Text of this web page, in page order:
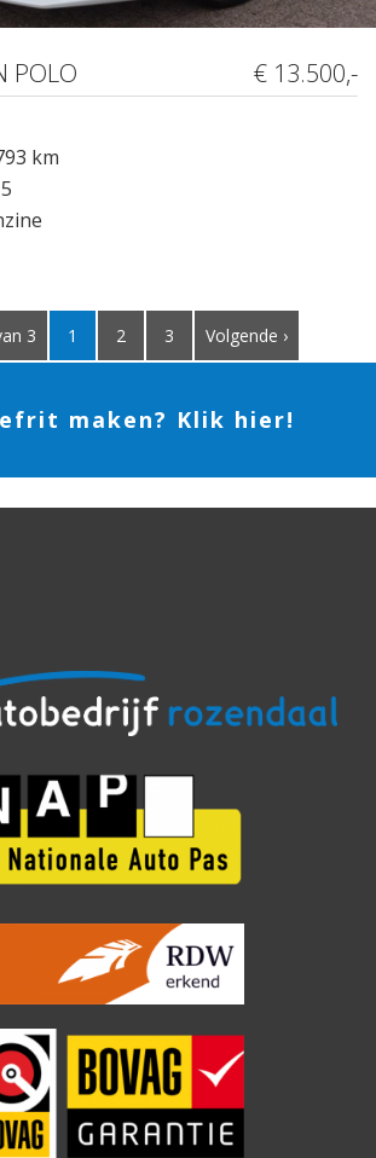
POLO € 13.500,-
km
3 1 2 3 Volgende ›
maken? Klik hier!